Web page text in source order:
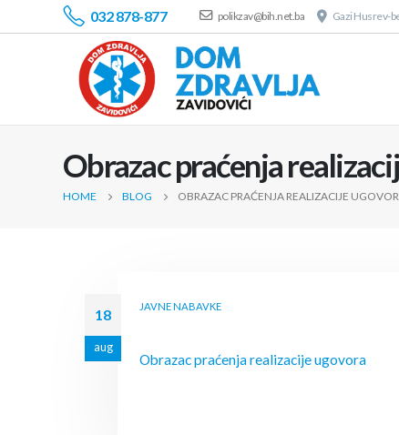
032 878-877 polikzav@bih.net.ba Gazi Husrev-
Obrazac praćenja
HOME BLOG OBRAZAC PRAĆENJA REALIZACIJE
18
aug
JAVNE NABAVKE
Obrazac praćenja realizacije ugovora